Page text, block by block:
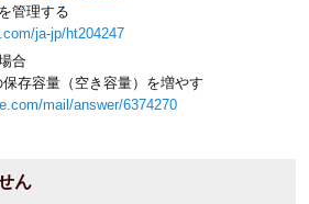
管理する
ja-jp/ht204247
合
存容量（空き容量）を増やす
mail/answer/6374270
ん